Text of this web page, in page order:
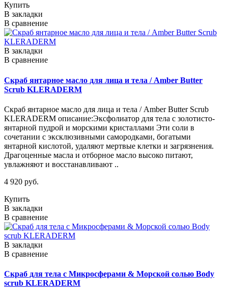
Купить
В закладки
В сравнение
В закладки
В сравнение
Скраб янтарное масло для лица и тела / Amber Butter
Scrub KLERADERM
Скраб янтарное масло для лица и тела / Amber Butter Scrub
KLERADERM описание:Эксфолиатор для тела с золотисто-
янтарной пудрой и морскими кристаллами Эти соли в
сочетании с эксклюзивными самородками, богатыми
янтарной кислотой, удаляют мертвые клетки и загрязнения.
Драгоценные масла и отборное масло высоко питают,
увлажняют и восстанавливают ..
4 920 руб.
Купить
В закладки
В сравнение
В закладки
В сравнение
Скраб для тела с Микросферами & Морской солью Body
scrub KLERADERM